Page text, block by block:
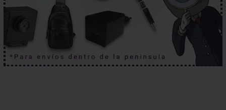
Habla ahora
con nuestros expertos.
La ubicación nunca miente.Haz clic aquí.
¿Y si ya te están vigilando?
Haz clic aquí.